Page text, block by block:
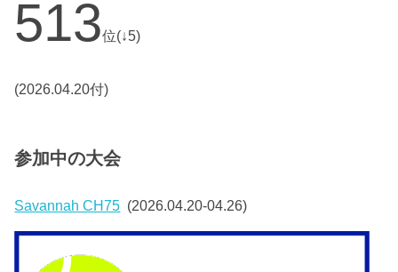
513位(↓5)
(2026.04.20付)
参加中の大会
Savannah CH75 (2026.04.20-04.26)